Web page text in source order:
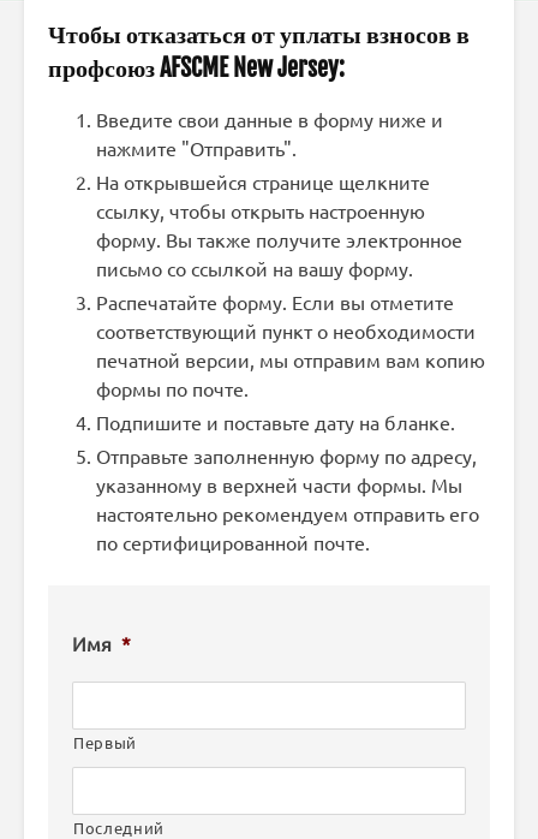
Чтобы отказаться от уплаты взносов в
профсоюз AFSCME New Jersey:
Введите свои данные в форму ниже и
нажмите "Отправить".
На открывшейся странице щелкните
ссылку, чтобы открыть настроенную
форму. Вы также получите электронное
письмо со ссылкой на вашу форму.
Распечатайте форму. Если вы отметите
соответствующий пункт о необходимости
печатной версии, мы отправим вам копию
формы по почте.
Подпишите и поставьте дату на бланке.
Отправьте заполненную форму по адресу,
указанному в верхней части формы. Мы
настоятельно рекомендуем отправить его
по сертифицированной почте.
Имя *
Первый
Последний